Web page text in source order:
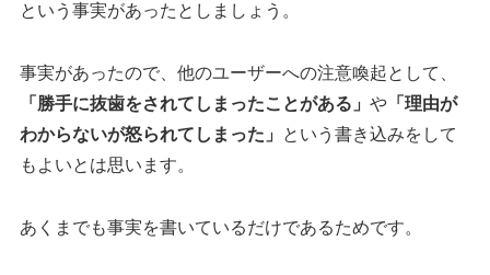
という事実があったとしましょう。
事実があったので、他のユーザーへの注意喚起として、
「勝手に抜歯をされてしまったことがある」や 「理由が
わからないが怒られてしまった」
という書き込みをして
もよいとは思います。
あくまでも事実を書いているだけであるためです。